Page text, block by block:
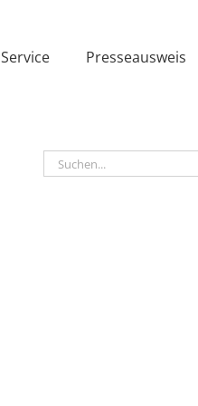
Service Presseausweis
Suche
nach: